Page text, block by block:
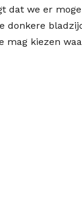
dat we er
kiezen